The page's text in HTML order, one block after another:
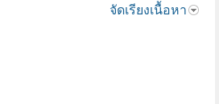
จัดเรียงเนื้อหา